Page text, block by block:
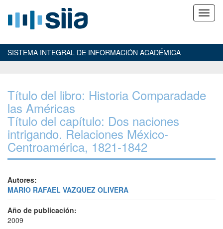
SISTEMA INTEGRAL DE INFORMACIÓN ACADÉMICA
Título del libro: Historia Comparadade
las Américas
Título del capítulo: Dos naciones
intrigando. Relaciones México-
Centroamérica, 1821-1842
Autores:
MARIO RAFAEL VAZQUEZ OLIVERA
Año de publicación:
2009